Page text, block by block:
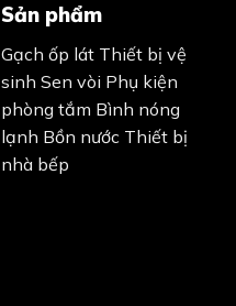
Sản phẩm
Gạch ốp lát Thiết bị vệ
sinh Sen vòi Phụ kiện
phòng tắm Bình nóng
lạnh Bồn nước Thiết bị
nhà bếp